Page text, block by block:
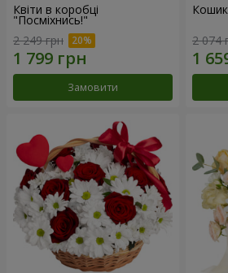
Квіти в коробці
"Посміхнись!"
2 249 грн
Замовити
2 074